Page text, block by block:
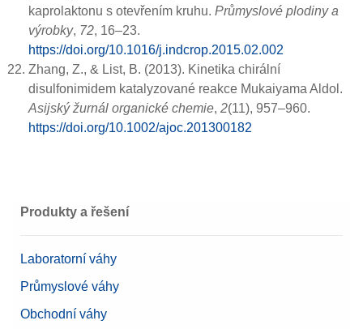
kaprolaktonu s otevřením kruhu. Průmyslové plodiny a
výrobky, 72, 16–23.
https://doi.org/10.1016/j.indcrop.2015.02.002
Zhang, Z., & List, B. (2013). Kinetika chirální
disulfonimidem katalyzované reakce Mukaiyama Aldol.
Asijský žurnál organické chemie, 2(11), 957–960.
https://doi.org/10.1002/ajoc.201300182
Produkty a řešení
Laboratorní váhy
Průmyslové váhy
Obchodní váhy